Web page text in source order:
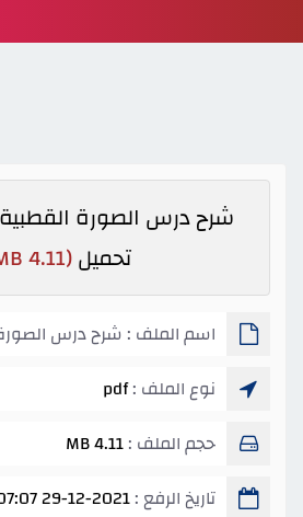
شرح درس الصورة القطبية
تحميل(4.11 MB)
اسم الملف : شرح درس الصورة
نوع الملف :pdf
حجم الملف :4.11 MB
تاريخ الرفع :29-12-2021 07:07 ص